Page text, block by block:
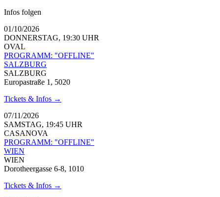
Infos folgen
01/10/2026
DONNERSTAG, 19:30 UHR
OVAL
PROGRAMM: "OFFLINE"
SALZBURG
SALZBURG
Europastraße 1, 5020
Tickets & Infos →
07/11/2026
SAMSTAG, 19:45 UHR
CASANOVA
PROGRAMM: "OFFLINE"
WIEN
WIEN
Dorotheergasse 6-8, 1010
Tickets & Infos →